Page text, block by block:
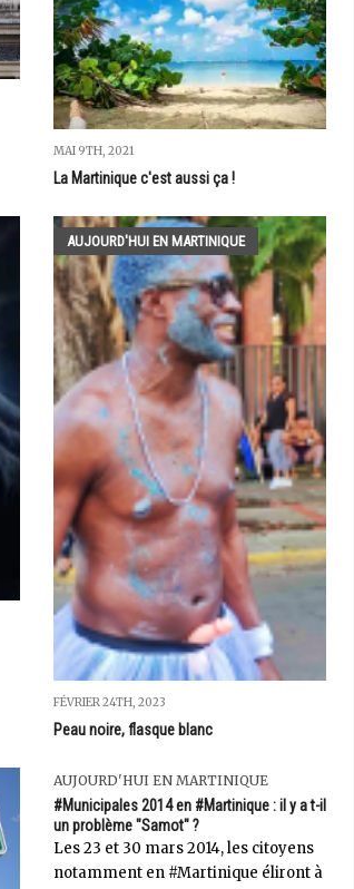
MAI 9TH, 2021
La Martinique c'est aussi ça !
AUJOURD'HUI EN MARTINIQUE
FÉVRIER 24TH, 2023
Peau noire, flasque blanc
AUJOURD'HUI EN MARTINIQUE
#Municipales 2014 en #Martinique : il y a t-il
un problème "Samot" ?
Les 23 et 30 mars 2014, les citoyens
notamment en #Martinique éliront à